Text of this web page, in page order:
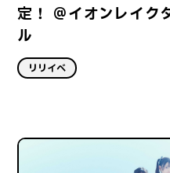
定！ ＠イオンレイク
ル
リリイベ